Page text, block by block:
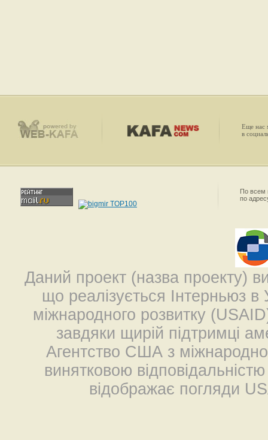
Еще нас
в
По всем
по
Даний проект (назва проекту)
що реалізується Інтерньюз
міжнародного розвитку
завдяки щирій підтримці
Агентство США з
винятковою
відображає погляди